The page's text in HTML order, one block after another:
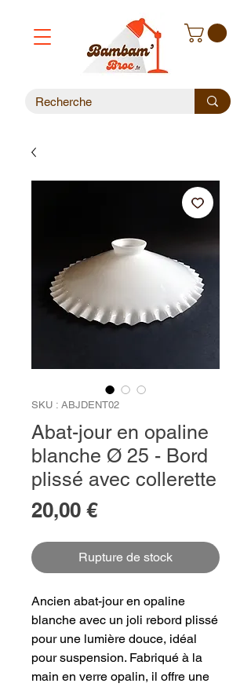
SKU : ABJDENT02
Abat-jour en opaline
blanche Ø 25 - Bord
plissé avec collerette
20,00 €Prix
Rupture de stock
Ancien abat-jour en opaline
blanche avec un joli rebord plissé
pour une lumière douce, idéal
pour suspension. Fabriqué à la
main en verre opalin, il offre une